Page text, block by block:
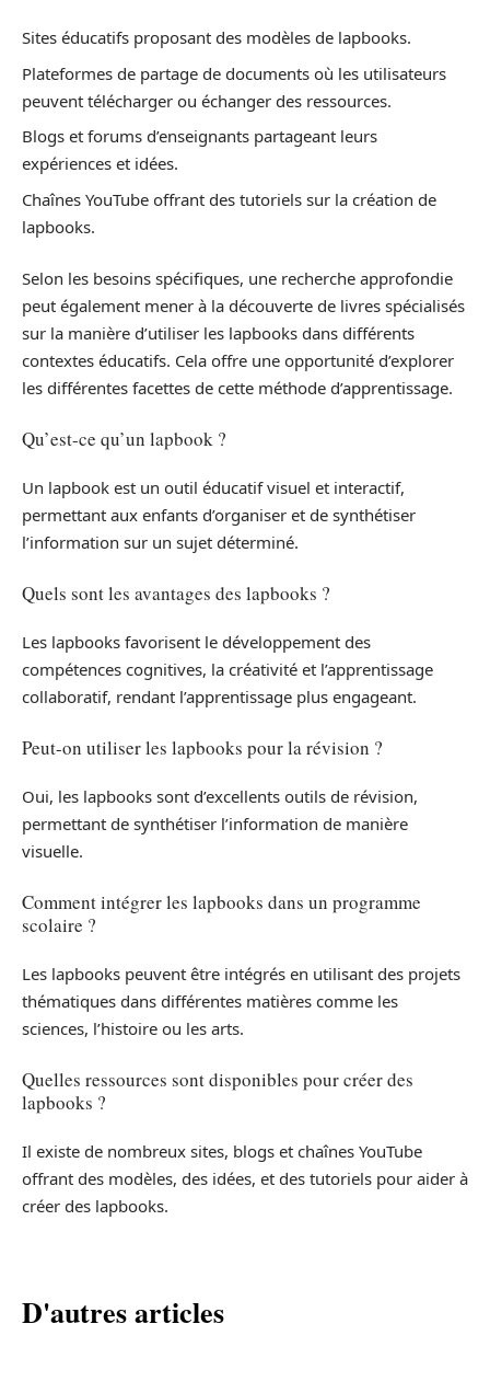
Sites éducatifs proposant des modèles de lapbooks.
Plateformes de partage de documents où les utilisateurs
peuvent télécharger ou échanger des ressources.
Blogs et forums d’enseignants partageant leurs
expériences et idées.
Chaînes YouTube offrant des tutoriels sur la création de
lapbooks.
Selon les besoins spécifiques, une recherche approfondie
peut également mener à la découverte de livres spécialisés
sur la manière d’utiliser les lapbooks dans différents
contextes éducatifs. Cela offre une opportunité d’explorer
les différentes facettes de cette méthode d’apprentissage.
Qu’est-ce qu’un lapbook ?
Un lapbook est un outil éducatif visuel et interactif,
permettant aux enfants d’organiser et de synthétiser
l’information sur un sujet déterminé.
Quels sont les avantages des lapbooks ?
Les lapbooks favorisent le développement des
compétences cognitives, la créativité et l’apprentissage
collaboratif, rendant l’apprentissage plus engageant.
Peut-on utiliser les lapbooks pour la révision ?
Oui, les lapbooks sont d’excellents outils de révision,
permettant de synthétiser l’information de manière
visuelle.
Comment intégrer les lapbooks dans un programme
scolaire ?
Les lapbooks peuvent être intégrés en utilisant des projets
thématiques dans différentes matières comme les
sciences, l’histoire ou les arts.
Quelles ressources sont disponibles pour créer des
lapbooks ?
Il existe de nombreux sites, blogs et chaînes YouTube
offrant des modèles, des idées, et des tutoriels pour aider à
créer des lapbooks.
D'autres articles